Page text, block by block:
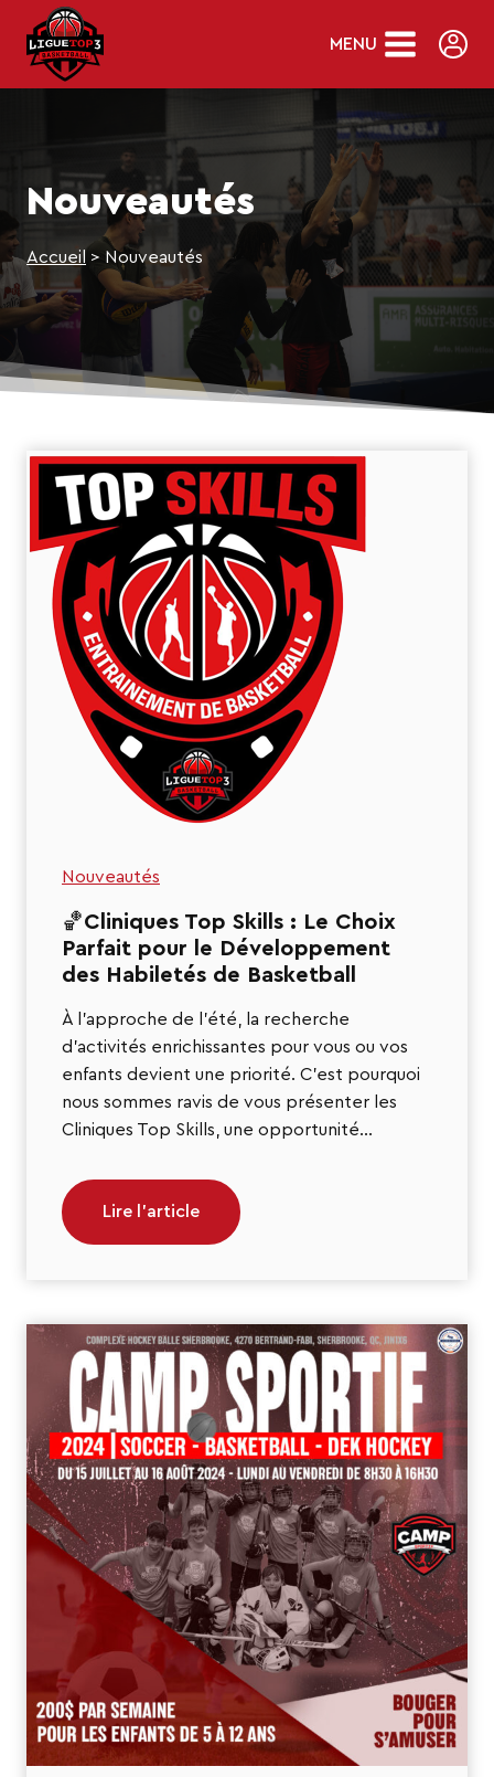
content
MENU
Nouveautés
Accueil > Nouveautés
Nouveautés
🏀Cliniques Top Skills : Le Choix
Parfait pour le Développement
des Habiletés de Basketball
À l’approche de l’été, la recherche
d’activités enrichissantes pour vous ou vos
enfants devient une priorité. C’est pourquoi
nous sommes ravis de vous présenter les
Cliniques Top Skills, une opportunité…
Lire l’article